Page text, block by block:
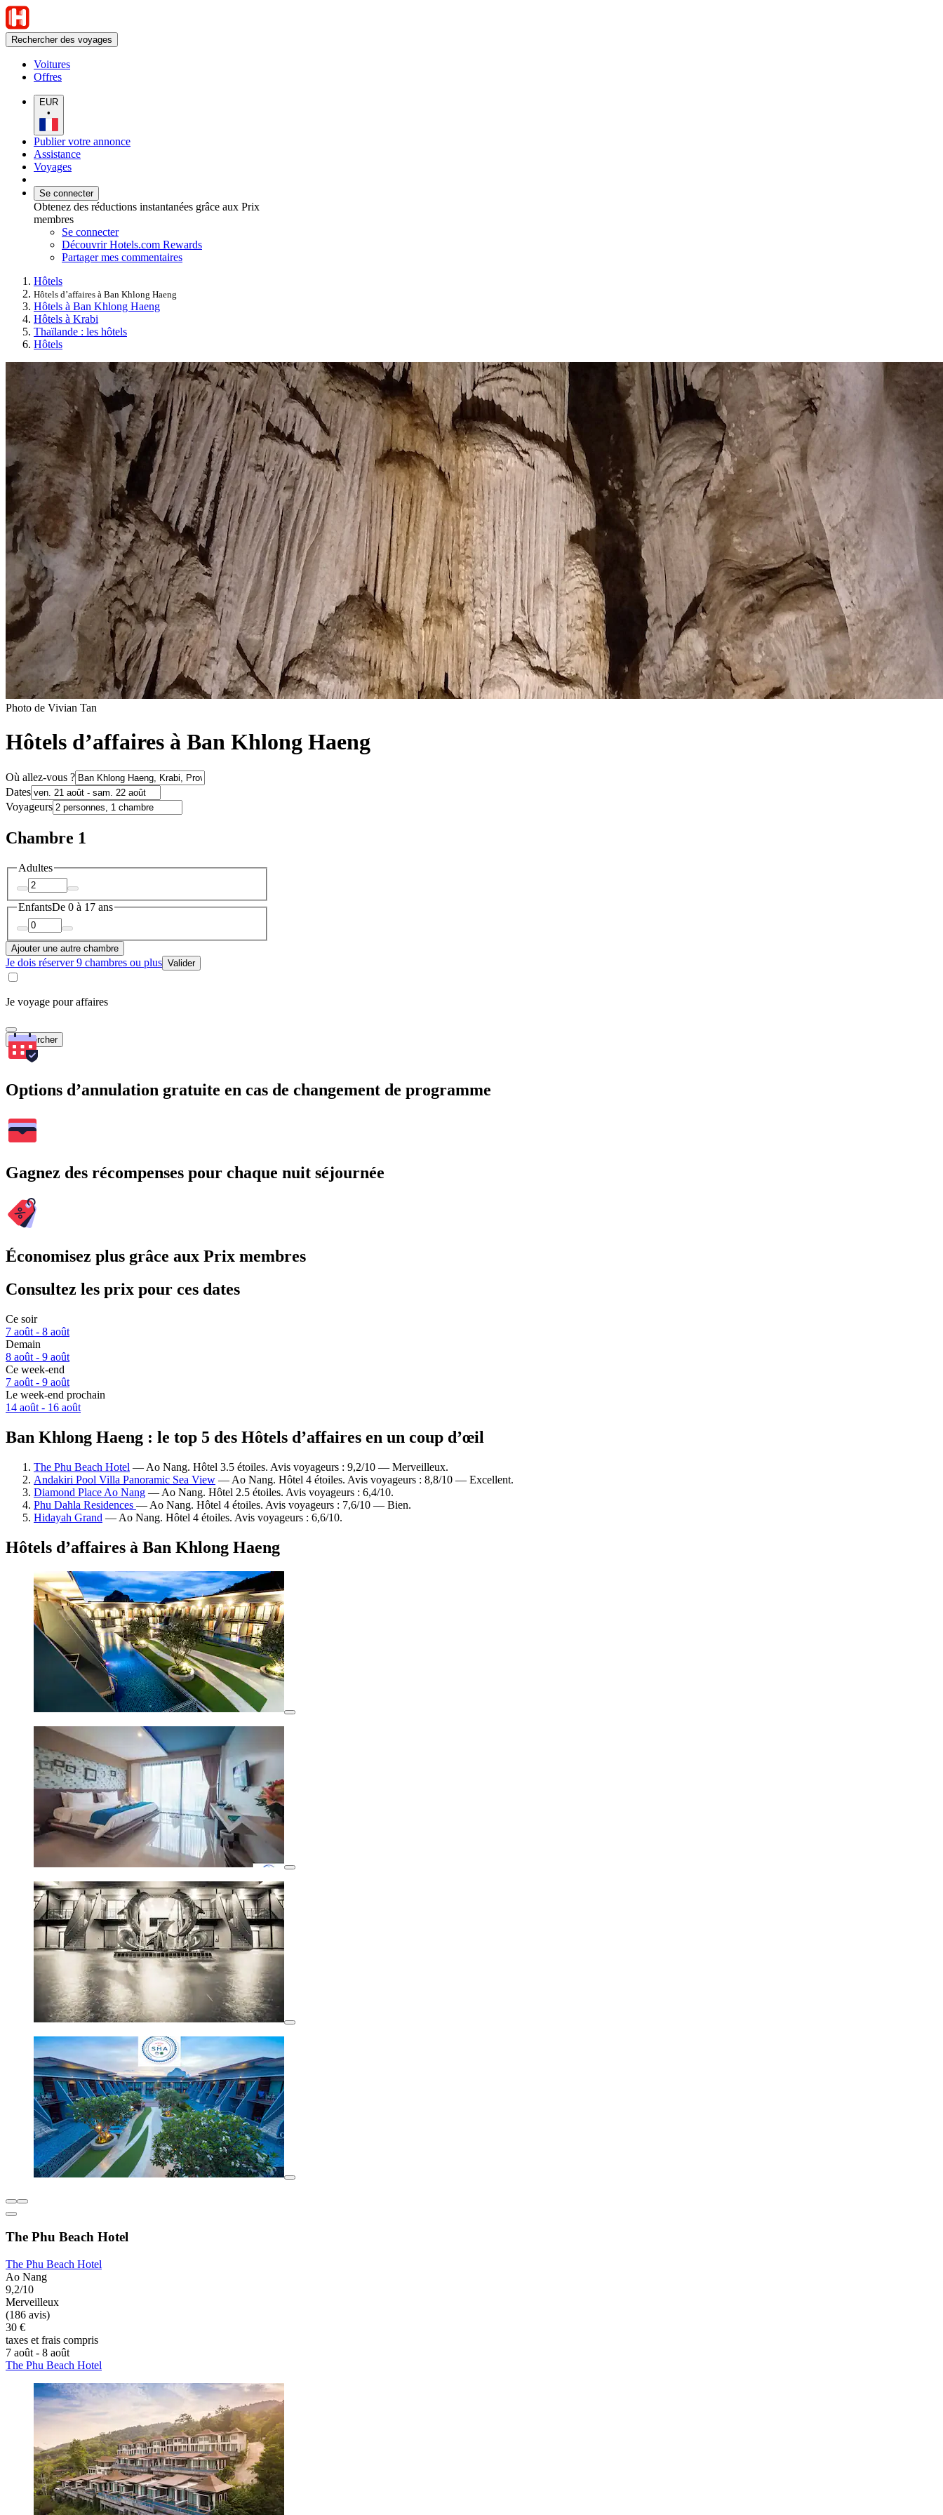
Rechercher des voyages
Voitures
Offres
EUR
•
Publier votre annonce
Assistance
Voyages
Se connecter
Obtenez des réductions instantanées grâce aux Prix
membres
Se connecter
Découvrir Hotels.com Rewards
Partager mes commentaires
Hôtels
Hôtels d’affaires à Ban Khlong Haeng
Hôtels à Ban Khlong Haeng
Hôtels à Krabi
Thaïlande : les hôtels
Hôtels
Photo de Vivian Tan
Hôtels d’affaires à Ban Khlong Haeng
Où allez-vous ?
Dates
Voyageurs
Chambre 1
Adultes
EnfantsDe 0 à 17 ans
Ajouter une autre chambre
Je dois réserver 9 chambres ou plus Valider
Je voyage pour affaires
Rechercher
Options d’annulation gratuite en cas de changement de programme
Gagnez des récompenses pour chaque nuit séjournée
Économisez plus grâce aux Prix membres
Consultez les prix pour ces dates
Ce soir
7 août - 8 août
Demain
8 août - 9 août
Ce week-end
7 août - 9 août
Le week-end prochain
14 août - 16 août
Ban Khlong Haeng : le top 5 des Hôtels d’affaires en un coup d’œil
The Phu Beach Hotel — Ao Nang. Hôtel 3.5 étoiles. Avis voyageurs : 9,2/10 — Merveilleux.
Andakiri Pool Villa Panoramic Sea View — Ao Nang. Hôtel 4 étoiles. Avis voyageurs : 8,8/10 — Excellent.
Diamond Place Ao Nang — Ao Nang. Hôtel 2.5 étoiles. Avis voyageurs : 6,4/10.
Phu Dahla Residences — Ao Nang. Hôtel 4 étoiles. Avis voyageurs : 7,6/10 — Bien.
Hidayah Grand — Ao Nang. Hôtel 4 étoiles. Avis voyageurs : 6,6/10.
Hôtels d’affaires à Ban Khlong Haeng
The Phu Beach Hotel
The Phu Beach Hotel
Ao Nang
9,2/10
Merveilleux
(186 avis)
30 €
taxes et frais compris
7 août - 8 août
The Phu Beach Hotel